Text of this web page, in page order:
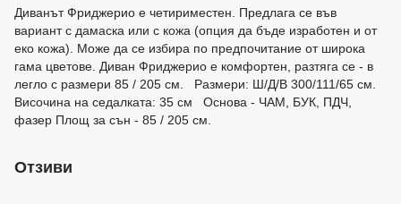
Диванът Фриджерио е четириместен. Предлага се във
вариант с дамаска или с кожа (опция да бъде изработен и от
еко кожа). Може да се избира по предпочитание от широка
гама цветове. Диван Фриджерио е комфортен, разтяга се - в
легло с размери 85 / 205 см. Размери: Ш/Д/В 300/111/65 см.
Височина на седалката: 35 см Основа - ЧАМ, БУК, ПДЧ,
фазер Площ за сън - 85 / 205 см.
Отзиви